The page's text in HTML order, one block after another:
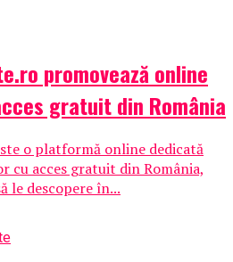
promovează online
gratuit din România
o platformă online dedicată
cu acces gratuit din România,
le descopere în...